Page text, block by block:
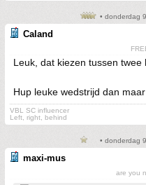
• donderdag
Caland
Leuk, dat kiezen tussen twee
Hup leuke wedstrijd dan maar
VBL SC influencer
Left, right, behind
• donderdag
maxi-mus
are you